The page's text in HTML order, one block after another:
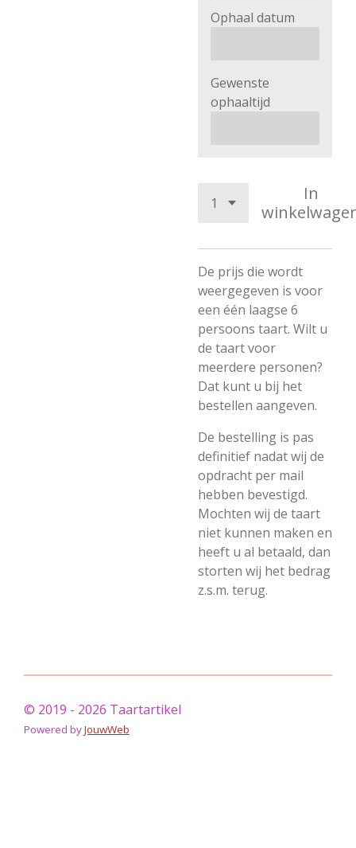
Ophaal datum
Gewenste
ophaaltijd
In
De prijs die wordt
weergegeven is voor
een één laagse 6
persoons taart. Wilt u
de taart voor
meerdere personen?
Dat kunt u bij het
bestellen aangeven.
De bestelling is pas
definitief nadat wij de
opdracht per mail
hebben bevestigd.
Mochten wij de taart
niet kunnen maken en
heeft u al betaald, dan
storten wij het bedrag
z.s.m. terug.
© 2019 - 2026 Taartartikel
Powered byJouwWeb